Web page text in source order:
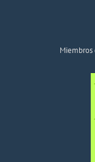
Miembros